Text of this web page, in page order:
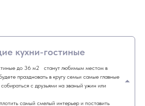
кухни-гостиные
до 36 м2 станут любимым местом в
праздновать в кругу семьи самые главные
с друзьями на званый ужин или
самый смелый интерьер и поставить